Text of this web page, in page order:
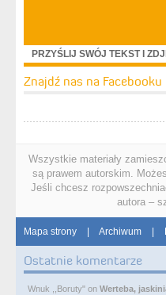
PRZYŚLIJ SWÓJ TEKST I
Znajdź nas na Facebooku
Wszystkie materiały
są prawem autorskim.
Jeśli chcesz
autora –
Mapa strony | Archiwum |
Ostatnie komentarze
Wnuk ,,Boruty" on Werteba,